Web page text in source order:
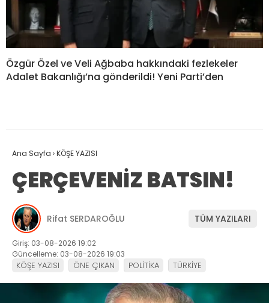
Özgür Özel ve Veli Ağbaba hakkındaki fezlekeler
Adalet Bakanlığı’na gönderildi! Yeni Parti’den
Ana Sayfa ›KÖŞE YAZISI
ÇERÇEVENİZ BATSIN!
Rifat SERDAROĞLU TÜM YAZILARI
Giriş: 03-08-2026 19:02
Güncelleme: 03-08-2026 19:03
KÖŞE YAZISI ÖNE ÇIKAN POLİTİKA TÜRKİYE